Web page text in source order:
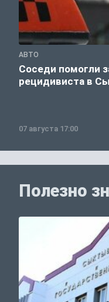
АВТО
Соседи помогли
рецидивиста в
07 августа 17:00
Полезно